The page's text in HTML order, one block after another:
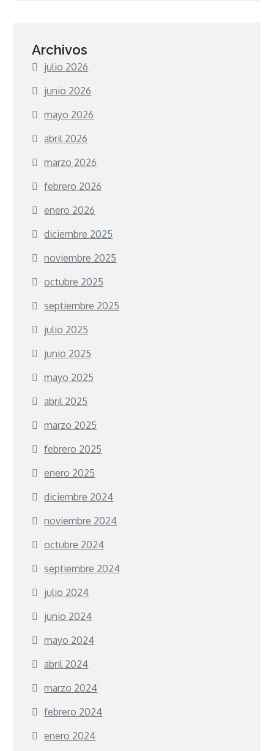
Archivos
julio 2026
junio 2026
mayo 2026
abril 2026
marzo 2026
febrero 2026
enero 2026
diciembre 2025
noviembre 2025
octubre 2025
septiembre 2025
julio 2025
junio 2025
mayo 2025
abril 2025
marzo 2025
febrero 2025
enero 2025
diciembre 2024
noviembre 2024
octubre 2024
septiembre 2024
julio 2024
junio 2024
mayo 2024
abril 2024
marzo 2024
febrero 2024
enero 2024